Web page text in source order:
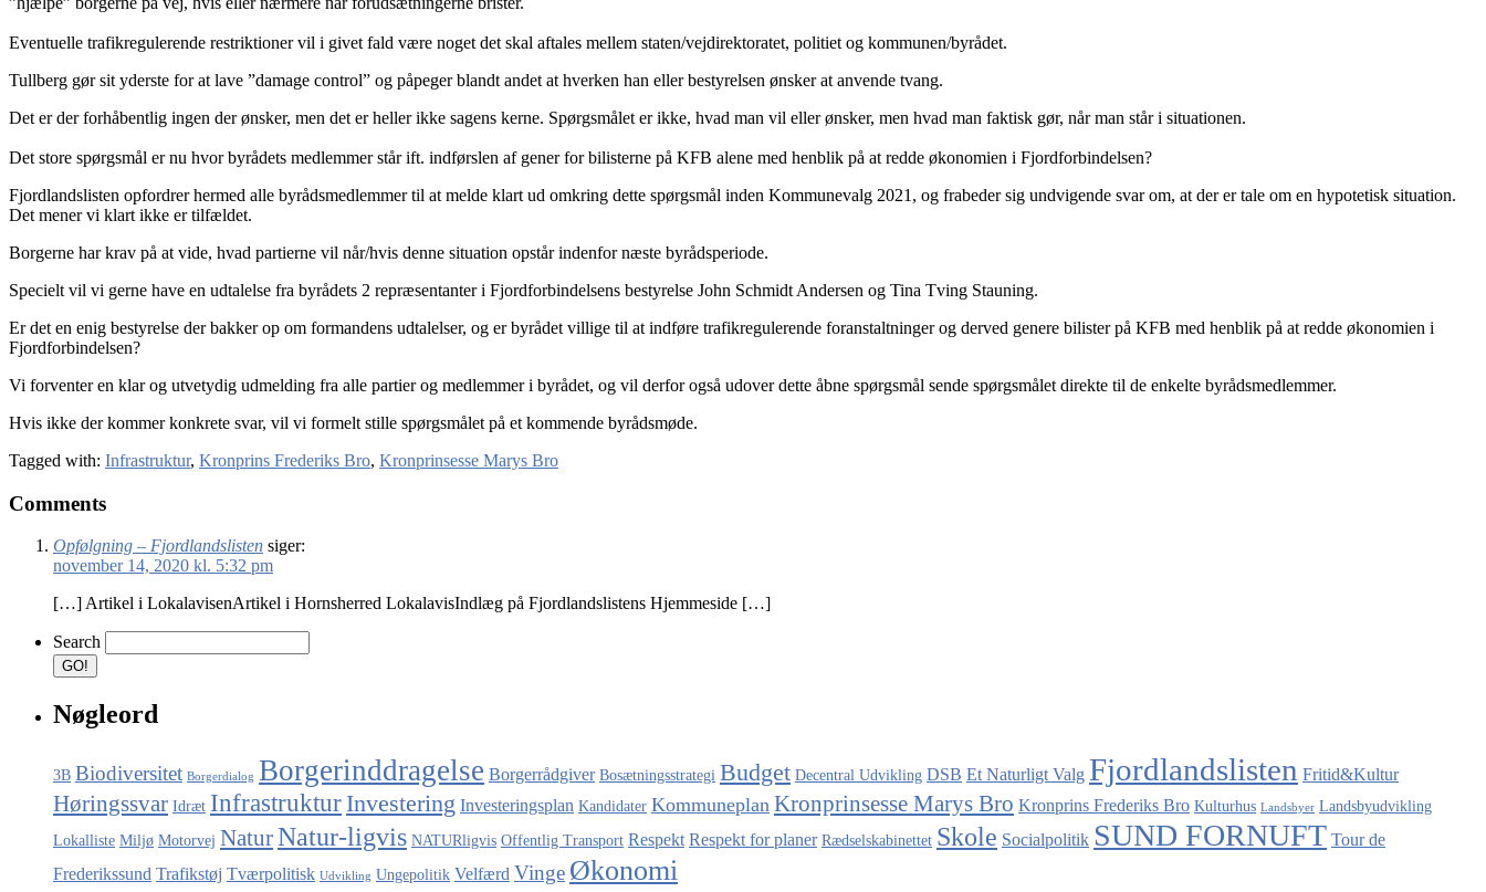
Eventuelle trafikregulerende restriktioner vil i givet fald være noget det skal aftales mellem staten/vejdirektoratet, politiet og kommunen/byrådet.
Tullberg gør sit yderste for at lave ”damage control” og påpeger blandt andet at hverken han eller bestyrelsen ønsker at anvende tvang.
Det er der forhåbentlig ingen der ønsker, men det er heller ikke sagens kerne. Spørgsmålet er ikke, hvad man vil eller ønsker, men hvad man faktisk gør, når man står i situationen.
Det store spørgsmål er nu hvor byrådets medlemmer står ift. indførslen af gener for bilisterne på KFB alene med henblik på at redde økonomien i Fjordforbindelsen?
Fjordlandslisten opfordrer hermed alle byrådsmedlemmer til at melde klart ud omkring dette spørgsmål inden Kommunevalg 2021, og frabeder sig undvigende svar om, at der er tale om en hypotetisk situation.
Det mener vi klart ikke er tilfældet.
Borgerne har krav på at vide, hvad partierne vil når/hvis denne situation opstår indenfor næste byrådsperiode.
Specielt vil vi gerne have en udtalelse fra byrådets 2 repræsentanter i Fjordforbindelsens bestyrelse John Schmidt Andersen og Tina Tving Stauning.
Er det en enig bestyrelse der bakker op om formandens udtalelser, og er byrådet villige til at indføre trafikregulerende foranstaltninger og derved genere bilister på KFB med henblik på at redde økonomien i
Fjordforbindelsen?
Vi forventer en klar og utvetydig udmelding fra alle partier og medlemmer i byrådet, og vil derfor også udover dette åbne spørgsmål sende spørgsmålet direkte til de enkelte byrådsmedlemmer.
Hvis ikke der kommer konkrete svar, vil vi formelt stille spørgsmålet på et kommende byrådsmøde.
Tagged with: Infrastruktur, Kronprins Frederiks Bro, Kronprinsesse Marys Bro
Comments
Opfølgning – Fjordlandslisten siger:
november 14, 2020 kl. 5:32 pm
[…] Artikel i LokalavisenArtikel i Hornsherred LokalavisIndlæg på Fjordlandslistens Hjemmeside […]
Search
Nøgleord
3B Biodiversitet Borgerdialog Borgerinddragelse Borgerrådgiver Bosætningsstrategi Budget Decentral Udvikling DSB Et Naturligt Valg Fjordlandslisten Fritid&Kultur
Høringssvar Idræt Infrastruktur Investering Investeringsplan Kandidater Kommuneplan Kronprinsesse Marys Bro Kronprins Frederiks Bro Kulturhus Landsbyer Landsbyudvikling
Lokalliste Miljø Motorvej NaturNatur-ligvis NATURligvis Offentlig Transport Respekt Respekt for planer Rædselskabinettet Skole Socialpolitik SUND FORNUFT Tour de
Frederikssund Trafikstøj Tværpolitisk Udvikling Ungepolitik Velfærd Vinge Økonomi